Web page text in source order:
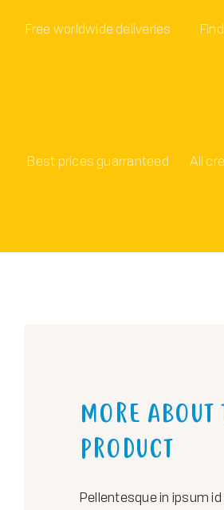
Free worldwide deliveries
Best prices guarranteed All
MORE ABOUT
PRODUCT
Pellentesque in ipsum id